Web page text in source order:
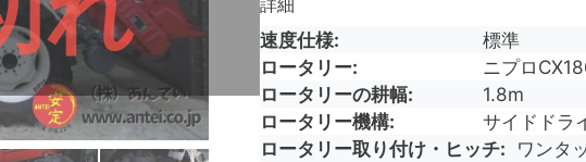
速度仕様
標準
ロータリー
ニプロ
ロータリーの耕幅
1.8m
ロータリー機構
サイドドラ
ロータリー取り付け・ヒッチ
ワンタ